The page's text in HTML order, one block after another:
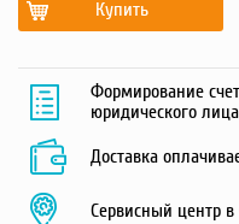
Купить
Формирование
юридического лица
Доставка
Сервисный центр в